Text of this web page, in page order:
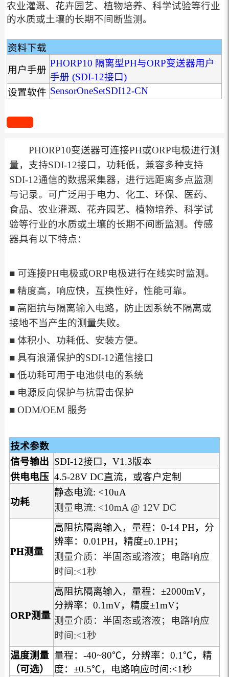
农业灌溉、花卉园艺、植物培养、科学试验等行业
的水质或土壤的长期不间断监测。
资料下载
用户手册
PHORP10 隔离型PH与ORP变送器用户
手册 (SDI-12接口)
设置软件 SensorOneSetSDI12-CN
PHORP10变送器可连接PH或ORP电极进行测
量，支持SDI-12接口，功耗低，兼容多种支持
SDI-12通信的数据采集器，进行远距离多点监测
与记录。可广泛用于电力、化工、环保、医药、
食品、农业灌溉、花卉园艺、植物培养、科学试
验等行业的水质或土壤的长期不间断监测。传感
器具有以下特点：
■ 可连接PH电极或ORP电极进行在线实时监测。
■ 精度高，响应快，互换性好，性能可靠。
■ 高阻抗与隔离输入电路，防止因系统不隔离或
接地不当产生的测量失败。
■ 体积小、功耗低、安装方便。
■ 具有浪涌保护的SDI-12通信接口
■ 低功耗可用于电池供电的系统
■ 电源反向保护与抗雷击保护
■ ODM/OEM 服务
技术参数
信号输出 SDI-12接口，V1.3版本
供电电压 4.5-28V DC直流，或客户定制
功耗
静态电流: <10uA
测量电流: <10mA @ 12V DC
PH测量
高阻抗隔离输入，量程：0-14 PH，分
辨率：0.01PH，精度±0.1PH；
测量介质：半固态或溶液；电路响应
时间:<1秒
ORP测量
高阻抗隔离输入，量程：±2000mV，
分辨率：0.1mV，精度±1mV；
测量介质：半固态或溶液；电路响应
时间:<1秒
温度测量
（可选）
量程：-40~80℃，分辨率：0.1℃，精
度：±0.5℃，电路响应时间:<1秒